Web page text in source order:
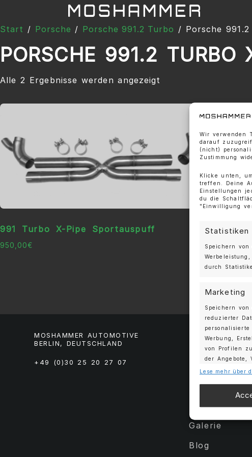
Wir verwenden
darauf
(nicht)
Zustimmung
Klicke unten,
treffen. Deine
Einstellungen
du die
"Einwilligung
Statistiken
Speichern
durch
Marketing
Speichern
reduzierter
Werbung,
von Profilen
der Angebote,
Abgleichung
Quellen,
Endgeräten
Lese mehr über
Start / Porsche / Porsche 991.2 Turbo / Porsche
PORSCHE 991.2 TURBO
Alle 2 Ergebnisse werden angezeigt
991 Turbo X-Pipe Sportauspuff
950,00€
MOSHAMMER AUTOMOTIVE
BERLIN, DEUTSCHLAND
+49 (0)30 25 20 27 07
SHOP
Streetwear
Über uns
Galerie
Blog